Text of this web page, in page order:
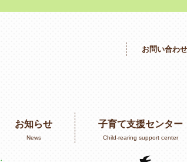
お問い合わせ
お知らせ
News
子育て支援センター
Child-rearing support center